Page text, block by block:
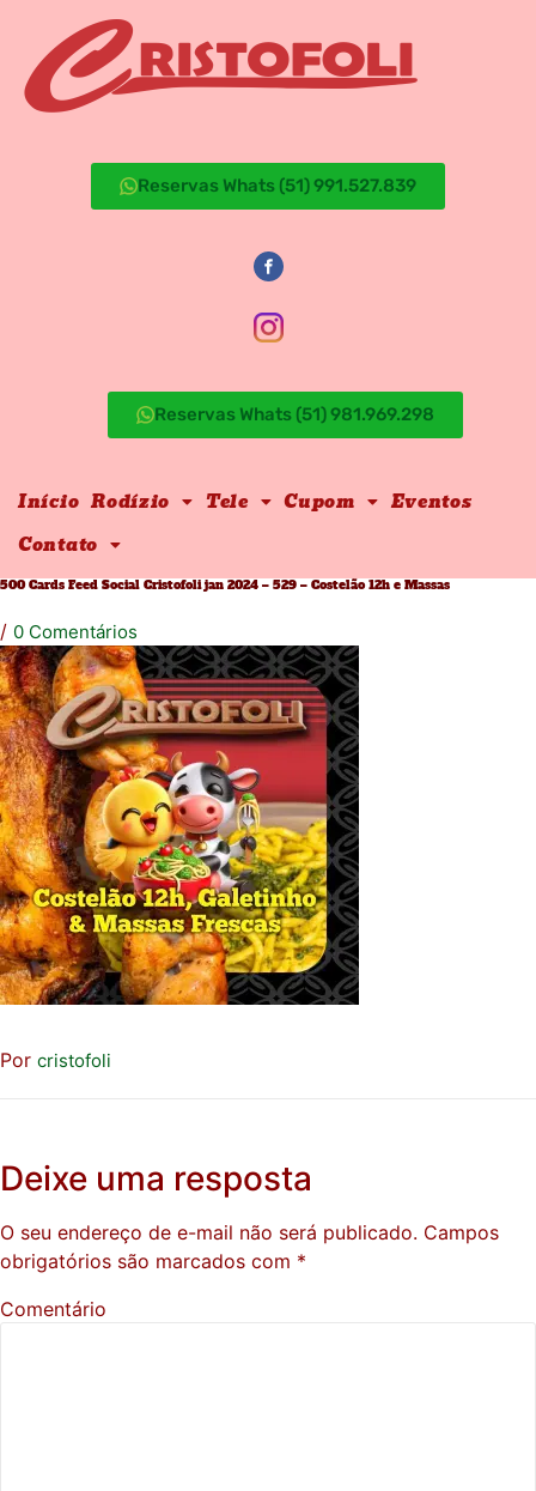
Reservas Whats (51) 991.527.839
Reservas Whats (51) 981.969.298
Início Rodízio Tele Cupom
Eventos
Contato
500 Cards Feed Social Cristofoli jan 2024 – 529 – Costelão 12h e Massas
/ 0 Comentários
Por cristofoli
Deixe uma resposta
O seu endereço de e-mail não será publicado. Campos
obrigatórios são marcados com *
Comentário